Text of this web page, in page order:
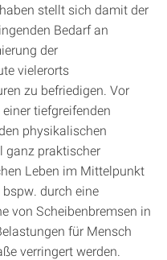
stellt sich damit der
Bedarf an
der
vielerorts
zu befriedigen. Vor
tiefgreifenden
physikalischen
ganz praktischer
Leben im Mittelpunkt
durch eine
von Scheibenbremsen in
für Mensch
verringert werden.